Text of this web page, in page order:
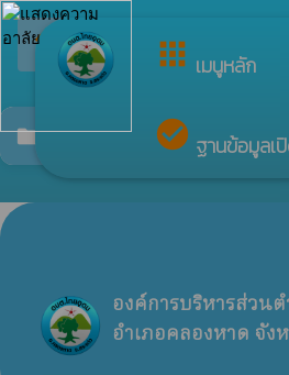
apps เมนูหลัก
check_circle ฐานข้อมูลเ
arrow_back_ios กลับเมนูหลัก
folderการขับเคลื่อนแผนปฏิบัติก
องค์การบริหารส่วน
อำเภอคลองหาด จัง